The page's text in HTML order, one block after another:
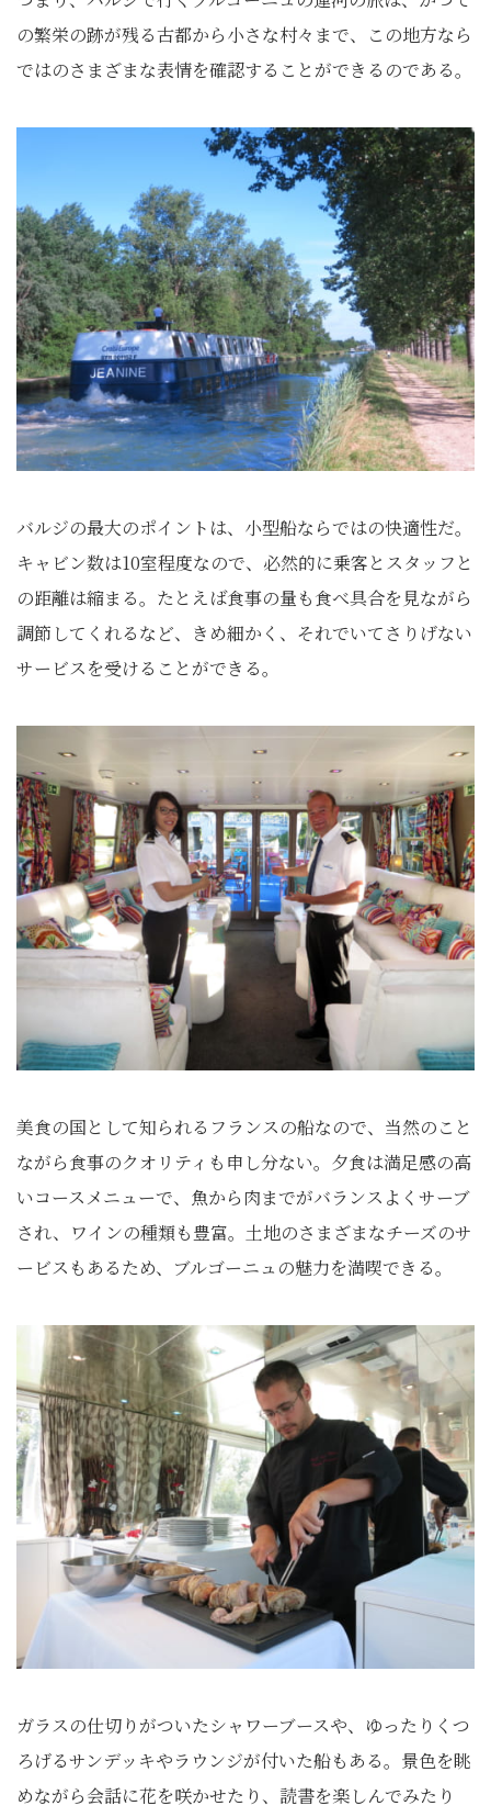
の繁栄の跡が残る古都から小さな村々まで、この地方なら
ではのさまざまな表情を確認することができるのである。
バルジの最大のポイントは、小型船ならではの快適性だ。
キャビン数は10室程度なので、必然的に乗客とスタッフと
の距離は縮まる。たとえば食事の量も食べ具合を見ながら
調節してくれるなど、きめ細かく、それでいてさりげない
サービスを受けることができる。
美食の国として知られるフランスの船なので、当然のこと
ながら食事のクオリティも申し分ない。夕食は満足感の高
いコースメニューで、魚から肉までがバランスよくサーブ
され、ワインの種類も豊富。土地のさまざまなチーズのサ
ービスもあるため、ブルゴーニュの魅力を満喫できる。
ガラスの仕切りがついたシャワーブースや、ゆったりくつ
ろげるサンデッキやラウンジが付いた船もある。景色を眺
めながら会話に花を咲かせたり、読書を楽しんでみたり